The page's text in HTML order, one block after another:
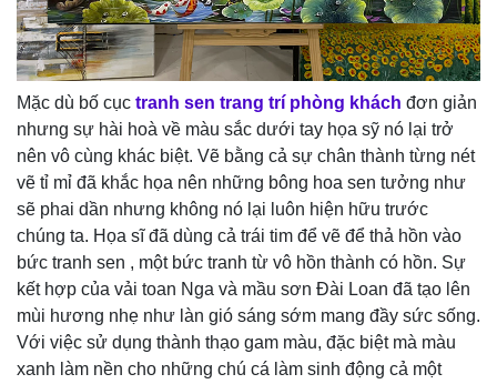
Mặc dù bố cục tranh sen trang trí phòng khách đơn giản
nhưng sự hài hoà về màu sắc dưới tay họa sỹ nó lại trở
nên vô cùng khác biệt. Vẽ bằng cả sự chân thành từng nét
vẽ tỉ mỉ đã khắc họa nên những bông hoa sen tưởng như
sẽ phai dần nhưng không nó lại luôn hiện hữu trước
chúng ta. Họa sĩ đã dùng cả trái tim để vẽ để thả hồn vào
bức tranh sen , một bức tranh từ vô hồn thành có hồn. Sự
kết hợp của vải toan Nga và mầu sơn Đài Loan đã tạo lên
mùi hương nhẹ như làn gió sáng sớm mang đầy sức sống.
Với việc sử dụng thành thạo gam màu, đặc biệt mà màu
xanh làm nền cho những chú cá làm sinh động cả một